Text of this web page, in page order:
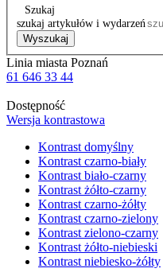
Szukaj
szukaj artykułów i wydarzeń
Wyszukaj
Linia miasta Poznań
61 646 33 44
Dostępność
Wersja kontrastowa
Kontrast domyślny
Kontrast czarno-biały
Kontrast biało-czarny
Kontrast żółto-czarny
Kontrast czarno-żółty
Kontrast czarno-zielony
Kontrast zielono-czarny
Kontrast żółto-niebieski
Kontrast niebiesko-żółty